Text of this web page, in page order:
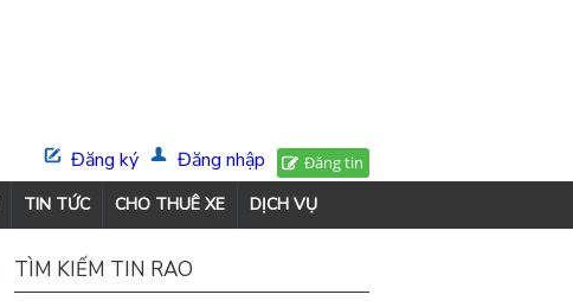
Đăng tin
Đăng nhập
Đăng ký
TIN TỨC CHO THUÊ XE DỊCH VỤ
TÌM KIẾM TIN RAO